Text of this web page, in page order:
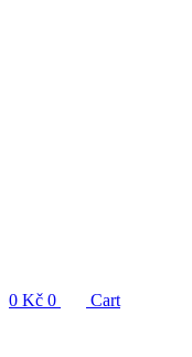
0 Kč 0 Cart